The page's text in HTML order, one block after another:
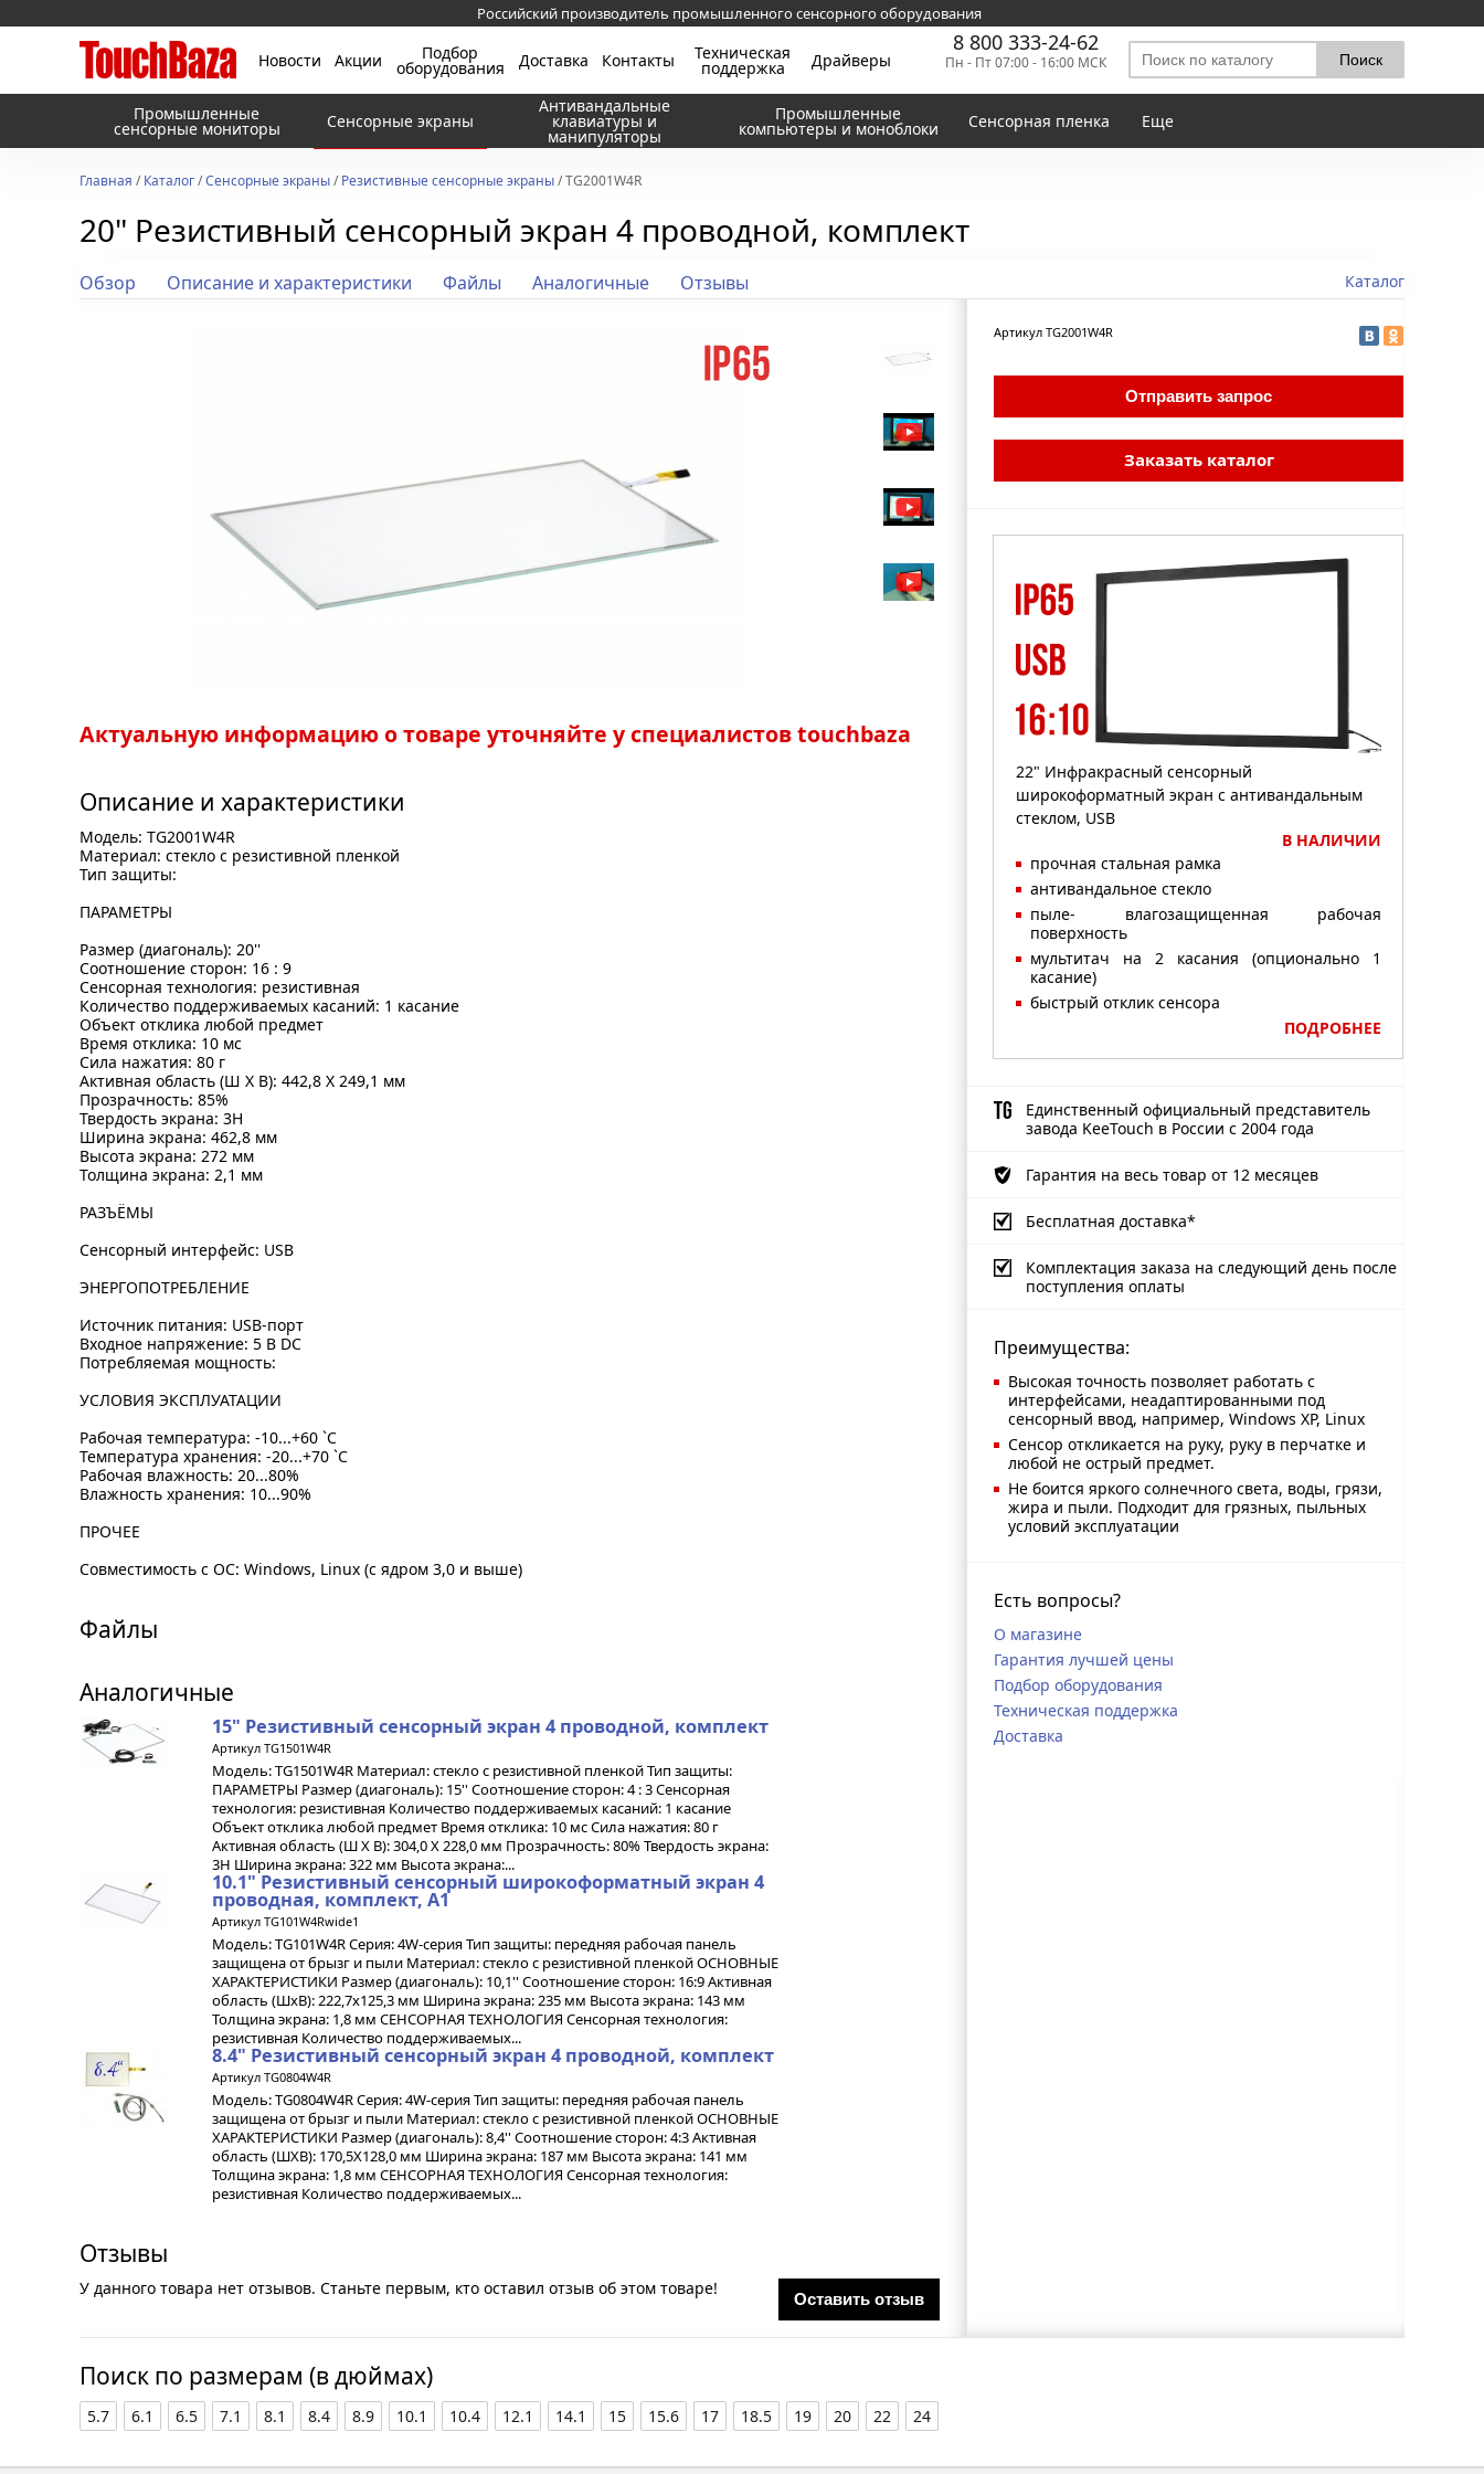
Российский производитель промышленного сенсорного оборудования
Новости Акции Подбор
оборудования Доставка Контакты Техническая
поддержка Драйверы
8 800 333-24-62
Пн - Пт 07:00 - 16:00 МСК
Промышленные
сенсорные мониторы Сенсорные экраны
Антивандальные
клавиатуры и
манипуляторы
Промышленные
компьютеры и моноблоки Сенсорная пленка Еще
Главная /Каталог/Сенсорные экраны/Резистивные сенсорные экраны/ TG2001W4R
20" Резистивный сенсорный экран 4 проводной, комплект
Обзор Описание и характеристики Файлы Аналогичные Отзывы Каталог
Актуальную информацию о товаре уточняйте у специалистов touchbaza
Описание и характеристики
Модель: TG2001W4R
Материал: стекло с резистивной пленкой
Тип защиты:
ПАРАМЕТРЫ
Размер (диагональ): 20''
Соотношение сторон: 16 : 9
Сенсорная технология: резистивная
Количество поддерживаемых касаний: 1 касание
Объект отклика любой предмет
Время отклика: 10 мс
Сила нажатия: 80 г
Активная область (Ш X В): 442,8 X 249,1 мм
Прозрачность: 85%
Твердость экрана: 3H
Ширина экрана: 462,8 мм
Высота экрана: 272 мм
Толщина экрана: 2,1 мм
РАЗЪЁМЫ
Сенсорный интерфейс: USB
ЭНЕРГОПОТРЕБЛЕНИЕ
Источник питания: USB-порт
Входное напряжение: 5 В DC
Потребляемая мощность:
УСЛОВИЯ ЭКСПЛУАТАЦИИ
Рабочая температура: -10...+60 `C
Температура хранения: -20...+70 `C
Рабочая влажность: 20...80%
Влажность хранения: 10...90%
ПРОЧЕЕ
Совместимость с ОС: Windows, Linux (с ядром 3,0 и выше)
Файлы
Аналогичные
15" Резистивный сенсорный экран 4 проводной, комплект
Артикул TG1501W4R
Модель: TG1501W4R Материал: стекло с резистивной пленкой Тип защиты:
ПАРАМЕТРЫ Размер (диагональ): 15'' Соотношение сторон: 4 : 3 Сенсорная
технология: резистивная Количество поддерживаемых касаний: 1 касание
Объект отклика любой предмет Время отклика: 10 мс Сила нажатия: 80 г
Активная область (Ш X В): 304,0 X 228,0 мм Прозрачность: 80% Твердость экрана:
3H Ширина экрана: 322 мм Высота экрана:...
10.1" Резистивный сенсорный широкоформатный экран 4
проводная, комплект, А1
Артикул TG101W4Rwide1
Модель: TG101W4R Серия: 4W-серия Тип защиты: передняя рабочая панель
защищена от брызг и пыли Материал: стекло с резистивной пленкой ОСНОВНЫЕ
ХАРАКТЕРИСТИКИ Размер (диагональ): 10,1'' Соотношение сторон: 16:9 Активная
область (ШхВ): 222,7х125,3 мм Ширина экрана: 235 мм Высота экрана: 143 мм
Толщина экрана: 1,8 мм СЕНСОРНАЯ ТЕХНОЛОГИЯ Сенсорная технология:
резистивная Количество поддерживаемых...
8.4" Резистивный сенсорный экран 4 проводной, комплект
Артикул TG0804W4R
Модель: TG0804W4R Серия: 4W-серия Тип защиты: передняя рабочая панель
защищена от брызг и пыли Материал: стекло с резистивной пленкой ОСНОВНЫЕ
ХАРАКТЕРИСТИКИ Размер (диагональ): 8,4'' Соотношение сторон: 4:3 Активная
область (ШХВ): 170,5Х128,0 мм Ширина экрана: 187 мм Высота экрана: 141 мм
Толщина экрана: 1,8 мм СЕНСОРНАЯ ТЕХНОЛОГИЯ Сенсорная технология:
резистивная Количество поддерживаемых...
Отзывы
Оставить отзыв
У данного товара нет отзывов. Станьте первым, кто оставил отзыв об этом товаре!
Артикул TG2001W4R
Отправить запрос
Заказать каталог
22" Инфракрасный сенсорный
широкоформатный экран с антивандальным
стеклом, USB
В НАЛИЧИИ
прочная стальная рамка
антивандальное стекло
пыле- влагозащищенная рабочая
поверхность
мультитач на 2 касания (опционально 1
касание)
быстрый отклик сенсора
ПОДРОБНЕЕ
Единственный официальный представитель
завода KeeTouch в России с 2004 года
Гарантия на весь товар от 12 месяцев
Бесплатная доставка*
Комплектация заказа на следующий день после
поступления оплаты
Преимущества:
Высокая точность позволяет работать с
интерфейсами, неадаптированными под
сенсорный ввод, например, Windows XP, Linux
Сенсор откликается на руку, руку в перчатке и
любой не острый предмет.
Не боится яркого солнечного света, воды, грязи,
жира и пыли. Подходит для грязных, пыльных
условий эксплуатации
Есть вопросы?
О магазине
Гарантия лучшей цены
Подбор оборудования
Техническая поддержка
Доставка
Поиск по размерам (в дюймах)
5.7 6.1 6.5 7.1 8.1 8.4 8.9 10.1 10.4 12.1 14.1 15 15.6 17 18.5 19 20 22 24